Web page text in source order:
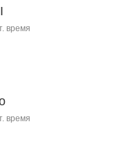
время
время